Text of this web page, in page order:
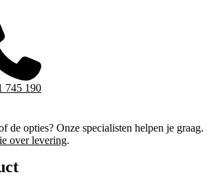
745 190
de opties? Onze specialisten helpen je graag.
over levering.